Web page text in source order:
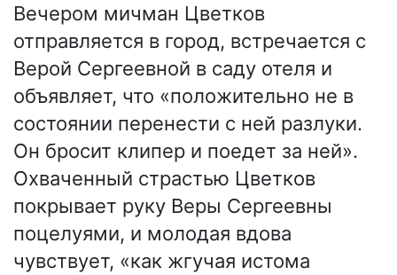
Вечером мичман Цветков
отправляется в город, встречается с
Верой Сергеевной в саду отеля и
объявляет, что «положительно не в
состоянии перенести с ней разлуки.
Он бросит клипер и поедет за ней».
Охваченный страстью Цветков
покрывает руку Веры Сергеевны
поцелуями, и молодая вдова
чувствует, «как жгучая истома